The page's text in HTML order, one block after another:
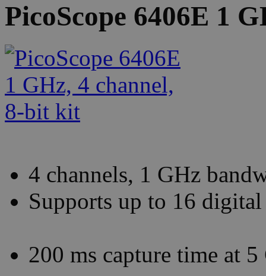
PicoScope 6406E 1
4 channels, 1 GHz
Supports up to 16
200 ms capture time at 5